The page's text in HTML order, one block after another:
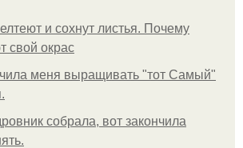
и сохнут листья. Почему
свой окрас
меня выращивать "тот Самый"
собрала, вот закончила